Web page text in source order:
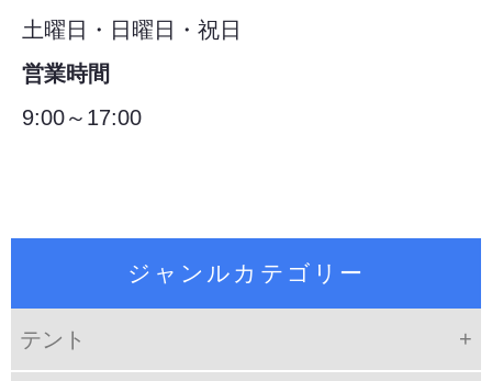
ジャンルカテゴリー
テント
土曜日・日曜日・祝日
営業時間
9:00～17:00